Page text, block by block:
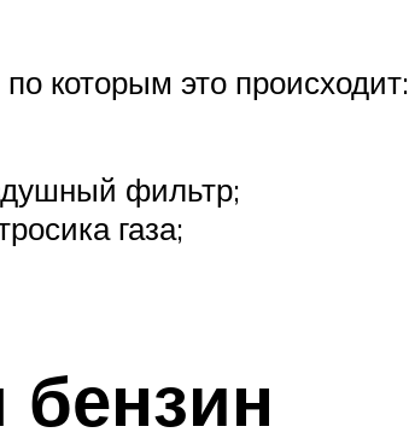
которым это происходит:
фильтр;
газа;